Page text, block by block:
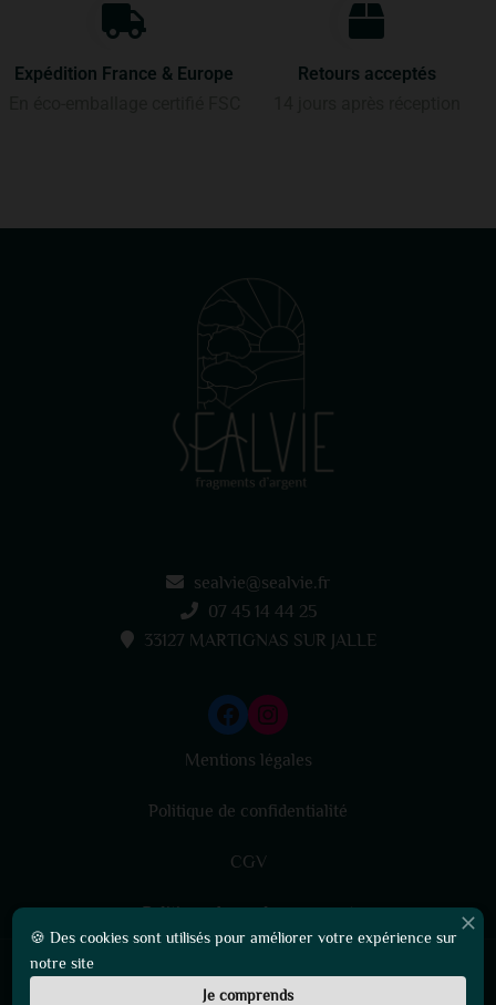
Expédition France & Europe
Retours acceptés
sealvie@sealvie.fr
07 45 14 44 25
33127 MARTIGNAS SUR JALLE
Mentions légales
Politique de confidentialité
CGV
Politique de remboursement
🍪 Des cookies sont utilisés pour améliorer votre expérience sur
notre site
Je comprends